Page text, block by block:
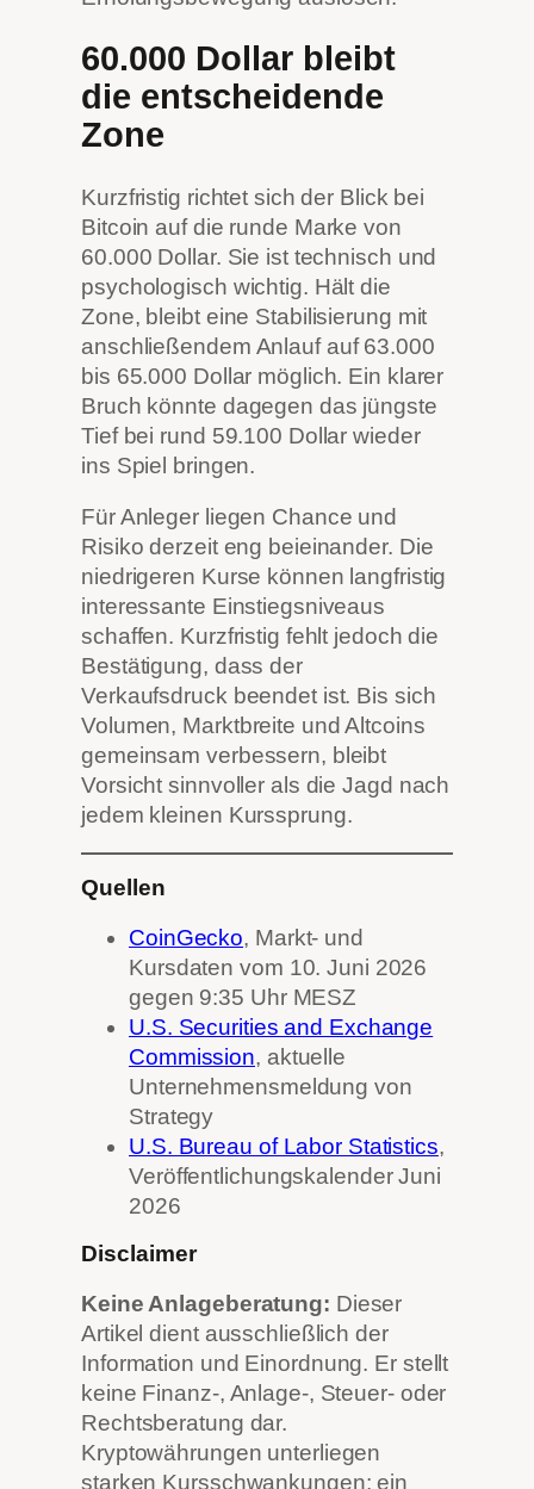
60.000 Dollar bleibt
die entscheidende
Zone
Kurzfristig richtet sich der Blick bei
Bitcoin auf die runde Marke von
60.000 Dollar. Sie ist technisch und
psychologisch wichtig. Hält die
Zone, bleibt eine Stabilisierung mit
anschließendem Anlauf auf 63.000
bis 65.000 Dollar möglich. Ein klarer
Bruch könnte dagegen das jüngste
Tief bei rund 59.100 Dollar wieder
ins Spiel bringen.
Für Anleger liegen Chance und
Risiko derzeit eng beieinander. Die
niedrigeren Kurse können langfristig
interessante Einstiegsniveaus
schaffen. Kurzfristig fehlt jedoch die
Bestätigung, dass der
Verkaufsdruck beendet ist. Bis sich
Volumen, Marktbreite und Altcoins
gemeinsam verbessern, bleibt
Vorsicht sinnvoller als die Jagd nach
jedem kleinen Kurssprung.
Quellen
CoinGecko, Markt- und
Kursdaten vom 10. Juni 2026
gegen 9:35 Uhr MESZ
U.S. Securities and Exchange
Commission, aktuelle
Unternehmensmeldung von
Strategy
U.S. Bureau of Labor Statistics,
Veröffentlichungskalender Juni
2026
Disclaimer
Keine Anlageberatung: Dieser
Artikel dient ausschließlich der
Information und Einordnung. Er stellt
keine Finanz-, Anlage-, Steuer- oder
Rechtsberatung dar.
Kryptowährungen unterliegen
starken Kursschwankungen; ein